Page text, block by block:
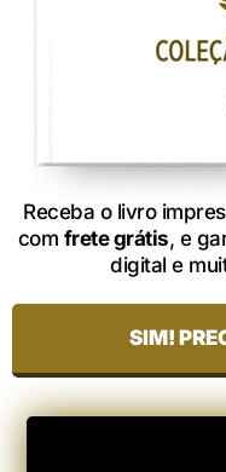
Receba o livro
com frete grátis, e
digital e
SIM!